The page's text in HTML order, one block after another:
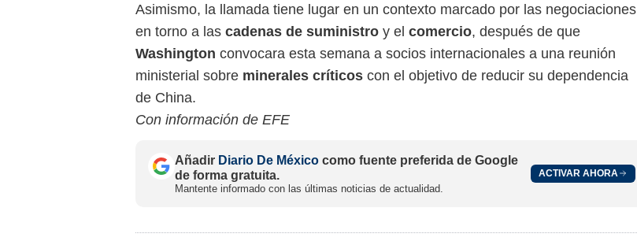
Asimismo, la llamada tiene lugar en un contexto marcado por las negociaciones
en torno a las cadenas de suministro y el comercio, después de que
Washington convocara esta semana a socios internacionales a una reunión
ministerial sobre minerales críticos con el objetivo de reducir su dependencia
de China.
Con información de EFE
Añadir Diario De México como fuente preferida de Google
de forma gratuita.
Mantente informado con las últimas noticias de actualidad.
ACTIVAR AHORA